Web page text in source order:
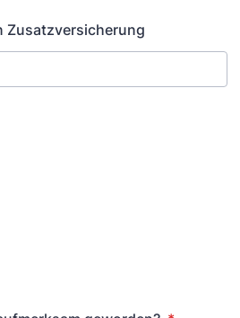
Zusatzversicherung